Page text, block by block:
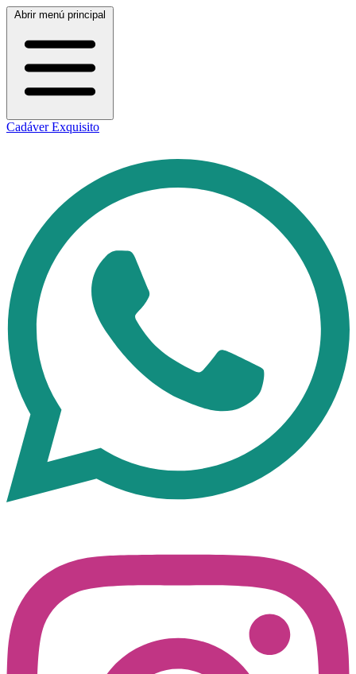
Abrir menú principal
Cadáver Exquisito